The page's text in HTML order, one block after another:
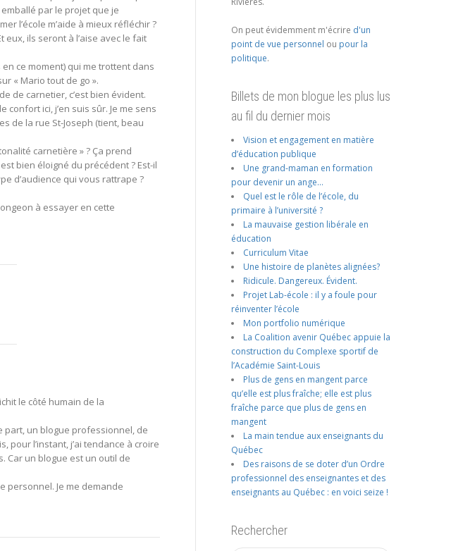
par le projet que je
l’école m’aide à mieux réfléchir ?
eux, ils seront à l’aise avec le fait
ce moment) qui me trottent dans
« Mario tout de go ».
de carnetier, c’est bien évident.
ici, j’en suis sûr. Je me sens
de la rue St-Joseph (tient, beau
carnetière » ? Ça prend
bien éloigné du précédent ? Est-il
d’audience qui vous rattrape ?
à essayer en cette
le côté humain de la
part, un blogue professionnel, de
pour l’instant, j’ai tendance à croire
Car un blogue est un outil de
personnel. Je me demande
On peut évidemment m'écrire d'un
point de vue personnel ou pour la
politique.
Billets de mon blogue les plus lus
au fil du dernier mois
Vision et engagement en matière
d’éducation publique
Une grand-maman en formation
pour devenir un ange…
Quel est le rôle de l’école, du
primaire à l’université ?
La mauvaise gestion libérale en
éducation
Curriculum Vitae
Une histoire de planètes alignées?
Ridicule. Dangereux. Évident.
Projet Lab-école : il y a foule pour
réinventer l’école
Mon portfolio numérique
La Coalition avenir Québec appuie la
construction du Complexe sportif de
l’Académie Saint-Louis
Plus de gens en mangent parce
qu’elle est plus fraîche; elle est plus
fraîche parce que plus de gens en
mangent
La main tendue aux enseignants du
Québec
Des raisons de se doter d’un Ordre
professionnel des enseignantes et des
enseignants au Québec : en voici seize !
Rechercher